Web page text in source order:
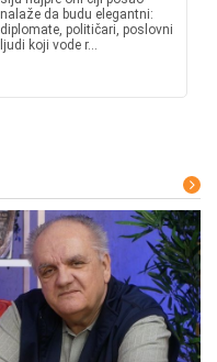
nalaže da budu elegantni:
diplomate, političari, poslovni
ljudi koji vode r...